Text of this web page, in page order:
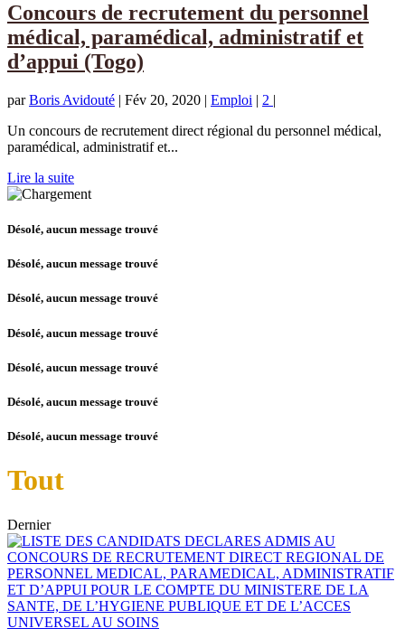
Concours de recrutement du personnel
médical, paramédical, administratif et
d’appui (Togo)
parBoris Avidouté | Fév 20, 2020 | Emploi | 2 |
Un concours de recrutement direct régional du personnel médical,
paramédical, administratif et...
Lire la suite
Désolé, aucun message trouvé
Désolé, aucun message trouvé
Désolé, aucun message trouvé
Désolé, aucun message trouvé
Désolé, aucun message trouvé
Désolé, aucun message trouvé
Désolé, aucun message trouvé
Tout
Dernier